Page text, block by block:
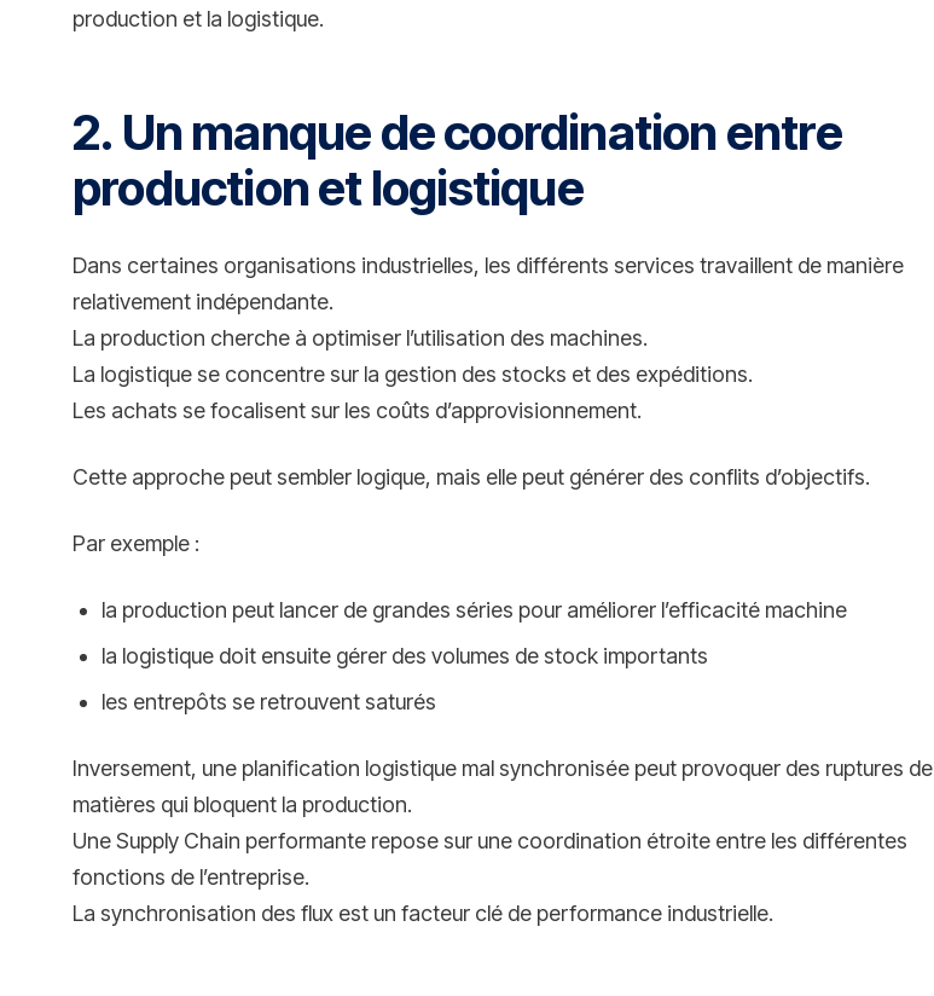
production et la logistique.
2. Un manque de coordination entre
production et logistique
Dans certaines organisations industrielles, les différents services travaillent de manière
relativement indépendante.
La production cherche à optimiser l’utilisation des machines.
La logistique se concentre sur la gestion des stocks et des expéditions.
Les achats se focalisent sur les coûts d’approvisionnement.
Cette approche peut sembler logique, mais elle peut générer des conflits d’objectifs.
Par exemple :
la production peut lancer de grandes séries pour améliorer l’efficacité machine
la logistique doit ensuite gérer des volumes de stock importants
les entrepôts se retrouvent saturés
Inversement, une planification logistique mal synchronisée peut provoquer des ruptures de
matières qui bloquent la production.
Une Supply Chain performante repose sur une coordination étroite entre les différentes
fonctions de l’entreprise.
La synchronisation des flux est un facteur clé de performance industrielle.